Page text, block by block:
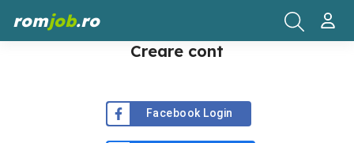
romjob.ro
Creare cont
Facebook Login